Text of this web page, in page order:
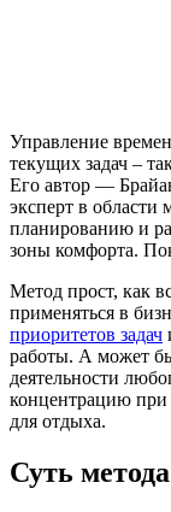
Управление
текущих задач –
Его автор —
эксперт в области
планированию и
зоны комфорта.
Метод прост, как
применяться в
приоритетов задач
работы. А может
деятельности
концентрацию при
для отдыха.
Суть